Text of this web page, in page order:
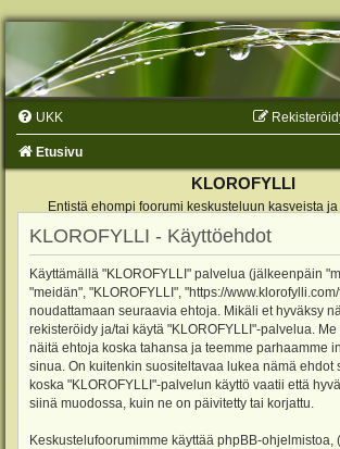
UKK
Etusivu
KLOROFYLLI
Entistä ehompi foorumi keskusteluun kasveista
KLOROFYLLI - Käyttöehdot
Käyttämällä "KLOROFYLLI" palvelua (jälkeenpäin
"meidän", "KLOROFYLLI", "https://
noudattamaan seuraavia ehtoja. Mikäli et hyväksy
rekisteröidy ja/tai käytä "KLOROFYLLI"-palvelua.
näitä ehtoja koska tahansa ja teemme parhaamme
sinua. On kuitenkin suositeltavaa lukea nämä ehdot
koska "KLOROFYLLI"-palvelun käyttö vaatii että
siinä muodossa, kuin ne on päivitetty tai korjattu.
Keskustelufoorumimme käyttää phpBB-ohjelmistoa,